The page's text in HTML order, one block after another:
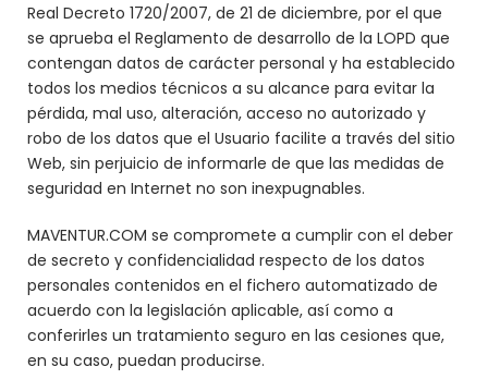
Real Decreto 1720/2007, de 21 de diciembre, por el que
se aprueba el Reglamento de desarrollo de la LOPD que
contengan datos de carácter personal y ha establecido
todos los medios técnicos a su alcance para evitar la
pérdida, mal uso, alteración, acceso no autorizado y
robo de los datos que el Usuario facilite a través del sitio
Web, sin perjuicio de informarle de que las medidas de
seguridad en Internet no son inexpugnables.
MAVENTUR.COM se compromete a cumplir con el deber
de secreto y confidencialidad respecto de los datos
personales contenidos en el fichero automatizado de
acuerdo con la legislación aplicable, así como a
conferirles un tratamiento seguro en las cesiones que,
en su caso, puedan producirse.